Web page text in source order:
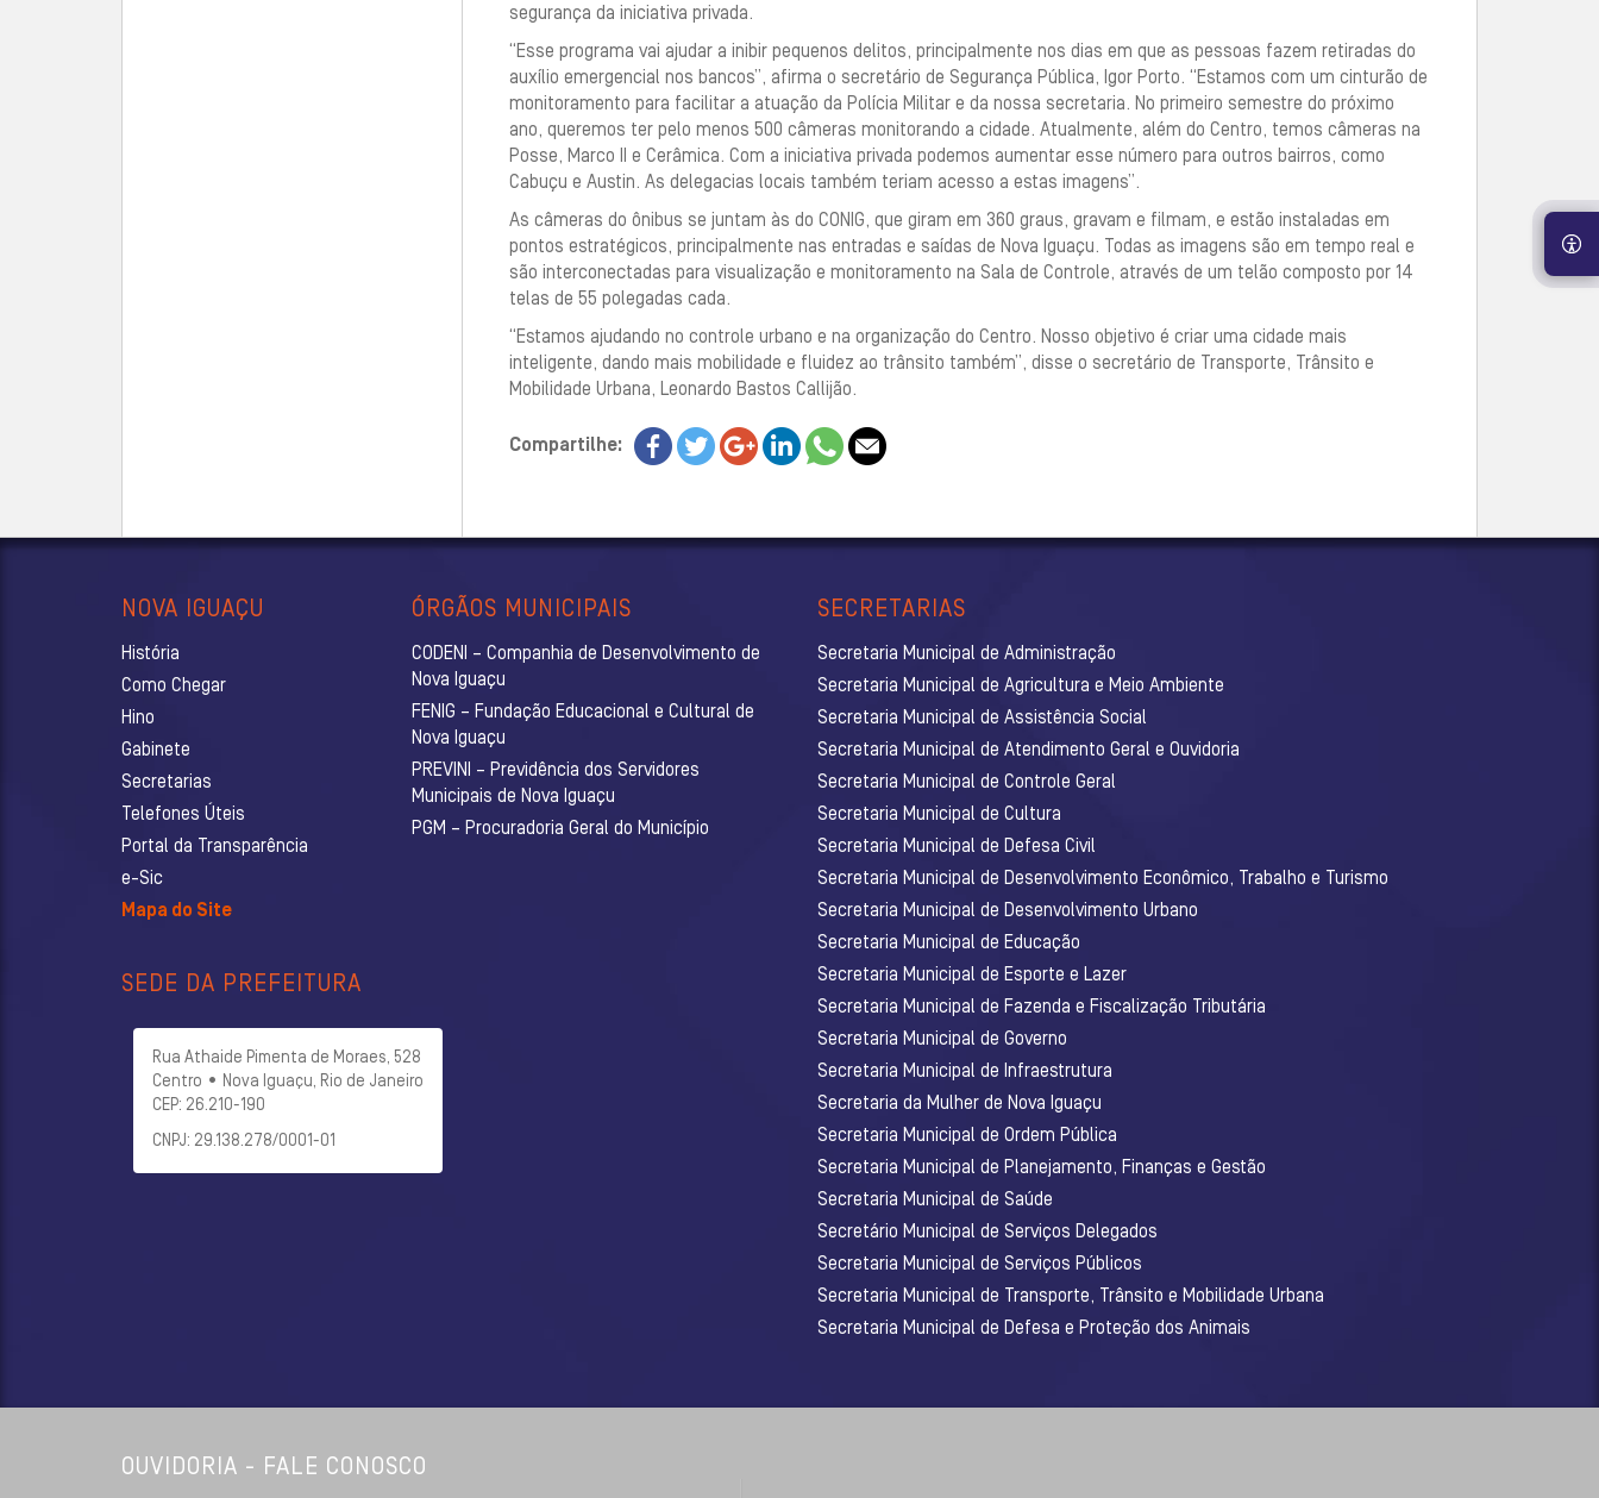
segurança da iniciativa privada.
“Esse programa vai ajudar a inibir pequenos delitos, principalmente nos dias em que as pessoas fazem retiradas do
auxílio emergencial nos bancos”, afirma o secretário de Segurança Pública, Igor Porto. “Estamos com um cinturão de
monitoramento para facilitar a atuação da Polícia Militar e da nossa secretaria. No primeiro semestre do próximo
ano, queremos ter pelo menos 500 câmeras monitorando a cidade. Atualmente, além do Centro, temos câmeras na
Posse, Marco II e Cerâmica. Com a iniciativa privada podemos aumentar esse número para outros bairros, como
Cabuçu e Austin. As delegacias locais também teriam acesso a estas imagens”.
As câmeras do ônibus se juntam às do CONIG, que giram em 360 graus, gravam e filmam, e estão instaladas em
pontos estratégicos, principalmente nas entradas e saídas de Nova Iguaçu. Todas as imagens são em tempo real e
são interconectadas para visualização e monitoramento na Sala de Controle, através de um telão composto por 14
telas de 55 polegadas cada.
“Estamos ajudando no controle urbano e na organização do Centro. Nosso objetivo é criar uma cidade mais
inteligente, dando mais mobilidade e fluidez ao trânsito também”, disse o secretário de Transporte, Trânsito e
Mobilidade Urbana, Leonardo Bastos Callijão.
Compartilhe:
NOVA IGUAÇU
História
Como Chegar
Hino
Gabinete
Secretarias
Telefones Úteis
Portal da Transparência
e-Sic
Mapa do Site
ÓRGÃOS MUNICIPAIS
CODENI – Companhia de Desenvolvimento de
Nova Iguaçu
FENIG – Fundação Educacional e Cultural de
Nova Iguaçu
PREVINI – Previdência dos Servidores
Municipais de Nova Iguaçu
PGM – Procuradoria Geral do Município
SEDE DA PREFEITURA
Rua Athaide Pimenta de Moraes, 528
Centro • Nova Iguaçu, Rio de Janeiro
CEP: 26.210-190
CNPJ: 29.138.278/0001-01
SECRETARIAS
Secretaria Municipal de Administração
Secretaria Municipal de Agricultura e Meio Ambiente
Secretaria Municipal de Assistência Social
Secretaria Municipal de Atendimento Geral e Ouvidoria
Secretaria Municipal de Controle Geral
Secretaria Municipal de Cultura
Secretaria Municipal de Defesa Civil
Secretaria Municipal de Desenvolvimento Econômico, Trabalho e Turismo
Secretaria Municipal de Desenvolvimento Urbano
Secretaria Municipal de Educação
Secretaria Municipal de Esporte e Lazer
Secretaria Municipal de Fazenda e Fiscalização Tributária
Secretaria Municipal de Governo
Secretaria Municipal de Infraestrutura
Secretaria da Mulher de Nova Iguaçu
Secretaria Municipal de Ordem Pública
Secretaria Municipal de Planejamento, Finanças e Gestão
Secretaria Municipal de Saúde
Secretário Municipal de Serviços Delegados
Secretaria Municipal de Serviços Públicos
Secretaria Municipal de Transporte, Trânsito e Mobilidade Urbana
Secretaria Municipal de Defesa e Proteção dos Animais
OUVIDORIA - FALE CONOSCO